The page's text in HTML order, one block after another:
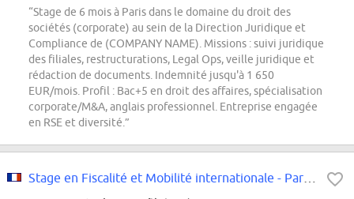
“Stage de 6 mois à Paris dans le domaine du droit des
sociétés (corporate) au sein de la Direction Juridique et
Compliance de (COMPANY NAME). Missions : suivi juridique
des filiales, restructurations, Legal Ops, veille juridique et
rédaction de documents. Indemnité jusqu'à 1 650
EUR/mois. Profil : Bac+5 en droit des affaires, spécialisation
corporate/M&A, anglais professionnel. Entreprise engagée
en RSE et diversité.”